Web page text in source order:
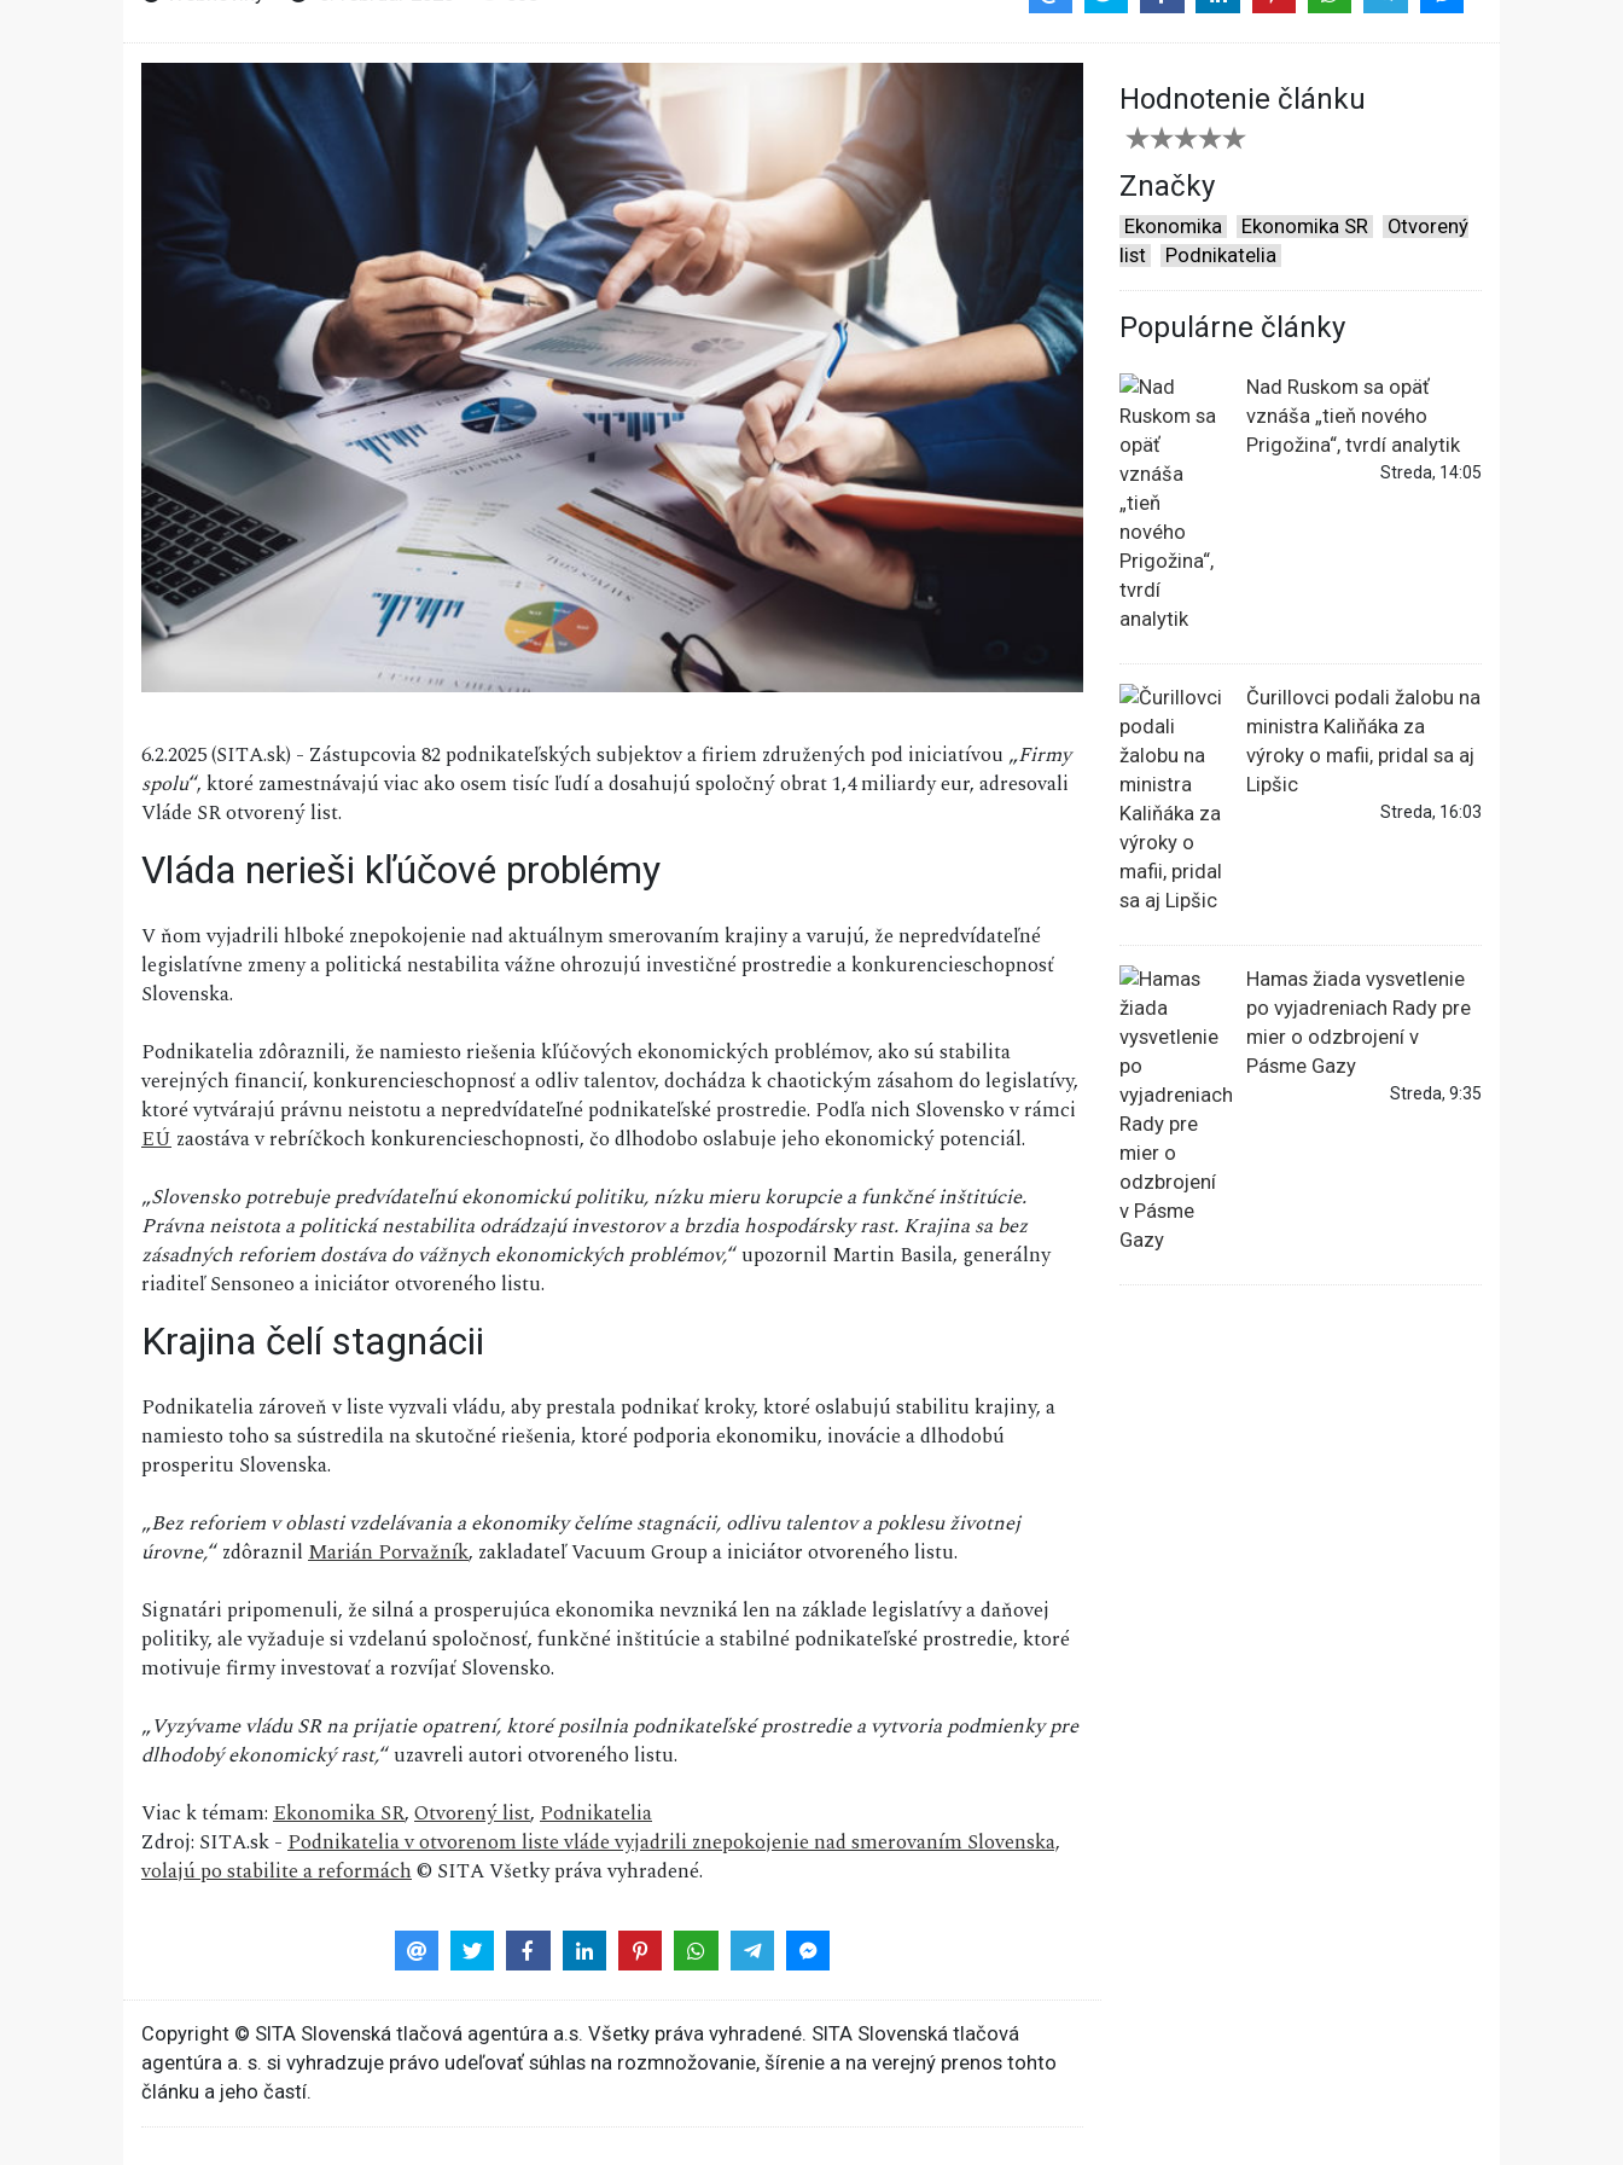
6.2.2025 (SITA.sk) - Zástupcovia 82 podnikateľských subjektov a firiem združených pod iniciatívou „Firmy
spolu“, ktoré zamestnávajú viac ako osem tisíc ľudí a dosahujú spoločný obrat 1,4 miliardy eur, adresovali
Vláde SR otvorený list.
Vláda nerieši kľúčové problémy
V ňom vyjadrili hlboké znepokojenie nad aktuálnym smerovaním krajiny a varujú, že nepredvídateľné
legislatívne zmeny a politická nestabilita vážne ohrozujú investičné prostredie a konkurencieschopnosť
Slovenska.
Podnikatelia zdôraznili, že namiesto riešenia kľúčových ekonomických problémov, ako sú stabilita
verejných financií, konkurencieschopnosť a odliv talentov, dochádza k chaotickým zásahom do legislatívy,
ktoré vytvárajú právnu neistotu a nepredvídateľné podnikateľské prostredie. Podľa nich Slovensko v rámci
EÚzaostáva v rebríčkoch konkurencieschopnosti, čo dlhodobo oslabuje jeho ekonomický potenciál.
„Slovensko potrebuje predvídateľnú ekonomickú politiku, nízku mieru korupcie a funkčné inštitúcie.
Právna neistota a politická nestabilita odrádzajú investorov a brzdia hospodársky rast. Krajina sa bez
zásadných reforiem dostáva do vážnych ekonomických problémov,“ upozornil Martin Basila, generálny
riaditeľ Sensoneo a iniciátor otvoreného listu.
Krajina čelí stagnácii
Podnikatelia zároveň v liste vyzvali vládu, aby prestala podnikať kroky, ktoré oslabujú stabilitu krajiny, a
namiesto toho sa sústredila na skutočné riešenia, ktoré podporia ekonomiku, inovácie a dlhodobú
prosperitu Slovenska.
„Bez reforiem v oblasti vzdelávania a ekonomiky čelíme stagnácii, odlivu talentov a poklesu životnej
úrovne,“ zdôraznilMarián Porvažník, zakladateľ Vacuum Group a iniciátor otvoreného listu.
Signatári pripomenuli, že silná a prosperujúca ekonomika nevzniká len na základe legislatívy a daňovej
politiky, ale vyžaduje si vzdelanú spoločnosť, funkčné inštitúcie a stabilné podnikateľské prostredie, ktoré
motivuje firmy investovať a rozvíjať Slovensko.
„Vyzývame vládu SR na prijatie opatrení, ktoré posilnia podnikateľské prostredie a vytvoria podmienky pre
dlhodobý ekonomický rast,“ uzavreli autori otvoreného listu.
Viac k témam:Ekonomika SR,Otvorený list,Podnikatelia
Zdroj: SITA.sk -Podnikatelia v otvorenom liste vláde vyjadrili znepokojenie nad smerovaním Slovenska,
volajú po stabilite a reformách© SITA Všetky práva vyhradené.
Hodnotenie článku
Značky
Ekonomika Ekonomika SR
Otvorený
list
Podnikatelia
Populárne články
Nad Ruskom sa opäť
vznáša „tieň nového
Prigožina“, tvrdí analytik
Streda, 14:05
Čurillovci podali žalobu na
ministra Kaliňáka za
výroky o mafii, pridal sa aj
Lipšic
Streda, 16:03
Hamas žiada vysvetlenie
po vyjadreniach Rady pre
mier o odzbrojení v
Pásme Gazy
Streda, 9:35
Copyright © SITA Slovenská tlačová agentúra a.s. Všetky práva vyhradené. SITA Slovenská tlačová
agentúra a. s. si vyhradzuje právo udeľovať súhlas na rozmnožovanie, šírenie a na verejný prenos tohto
článku a jeho častí.